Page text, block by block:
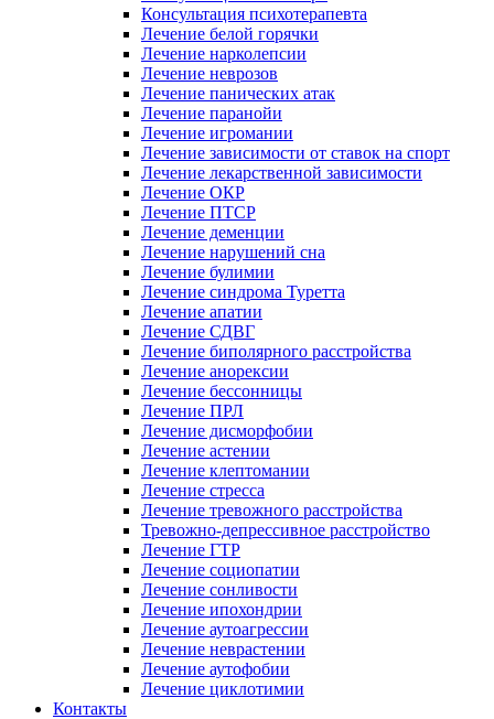
Консультация психотерапевта
Лечение белой горячки
Лечение нарколепсии
Лечение неврозов
Лечение панических атак
Лечение паранойи
Лечение игромании
Лечение зависимости от ставок на спорт
Лечение лекарственной зависимости
Лечение ОКР
Лечение ПТСР
Лечение деменции
Лечение нарушений сна
Лечение булимии
Лечение синдрома Туретта
Лечение апатии
Лечение СДВГ
Лечение биполярного расстройства
Лечение анорексии
Лечение бессонницы
Лечение ПРЛ
Лечение дисморфобии
Лечение астении
Лечение клептомании
Лечение стресса
Лечение тревожного расстройства
Тревожно-депрессивное расстройство
Лечение ГТР
Лечение социопатии
Лечение сонливости
Лечение ипохондрии
Лечение аутоагрессии
Лечение неврастении
Лечение аутофобии
Лечение циклотимии
Контакты